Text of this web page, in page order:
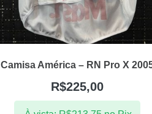
Camisa América – RN Pro X
R$225,00